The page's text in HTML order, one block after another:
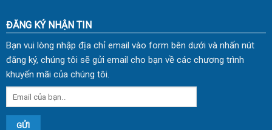
ĐĂNG KÝ NHẬN TIN
Bạn vui lòng nhập địa chỉ email vào form bên dưới và nhấn nút
đăng ký, chúng tôi sẽ gửi email cho bạn về các chương trình
khuyến mãi của chúng tôi.